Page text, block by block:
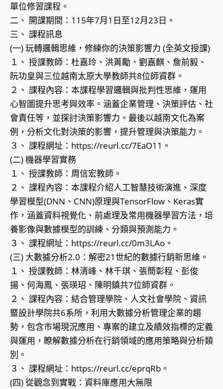
單位修習課程。
二、 開課期間：115年7月1日至12月23日。
三、 課程訊息
(一) 玩轉邏輯思維，修練你的決策影響力 (全英文授課)
１、 授課教師：杜嘉玲、洪菁勵、劉嘉麒、詹前毅、
阮功皇與三位越南太原大學教師共8位師資群。
２、 課程內容：本課程學習邏輯與批判性思維，運用
心智圖提升思考與效率。涵蓋企業管理、決策評估、社
會責任等，並探討決策影響力。最後以越南文化為案
例，分析文化對決策的影響，提升管理與決策能力。
３、 課程網址：https://reurl.cc/7EaO11。
(二) 機器學習實務
１、 授課教師：周信宏教師。
２、 課程內容：本課程介紹人工智慧技術演進、深度
學習模型(DNN、CNN)原理與TensorFlow、Keras實
作，涵蓋資料視覺化、前處理及常用機器學習方法，培
養影像與數據模型的訓練、分類與預測能力。
３、 課程網址：https://reurl.cc/0m3LAo。
(三) 大數據分析2.0：解密21世紀的數據行銷新思維。
１、 授課教師：林清峰、林千琪、張簡彰程、彭俊
揚、何海鳳、張瑛玿、陳明鎮共7位師資群。
２、 課程內容：結合管理學院、人文社會學院、資訊
暨設計學院共6系所，利用大數據分析管理企業的趨
勢，包含市場現況應用、專案的建立及績效指標的定義
與運用，瞭解數據分析在行銷領域的應用策略與分析類
別。
３、 課程網址：https://reurl.cc/eprqRb。
(四) 從觀念到實戰：資料庫應用大無限